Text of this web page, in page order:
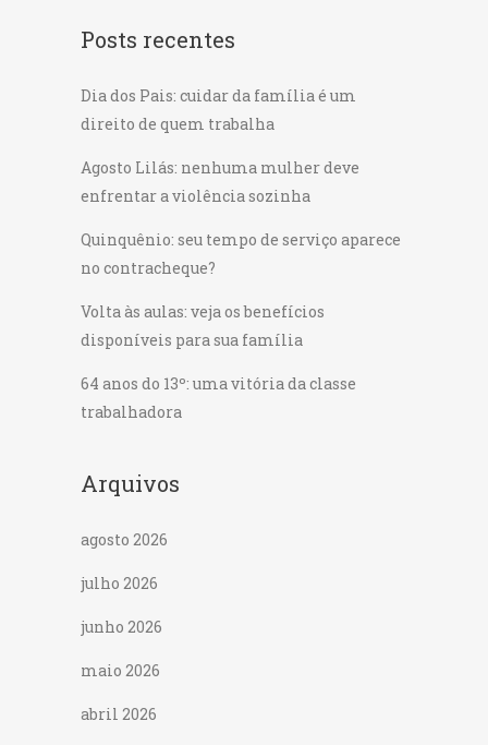
Posts recentes
Dia dos Pais: cuidar da família é um
direito de quem trabalha
Agosto Lilás: nenhuma mulher deve
enfrentar a violência sozinha
Quinquênio: seu tempo de serviço aparece
no contracheque?
Volta às aulas: veja os benefícios
disponíveis para sua família
64 anos do 13º: uma vitória da classe
trabalhadora
Arquivos
agosto 2026
julho 2026
junho 2026
maio 2026
abril 2026